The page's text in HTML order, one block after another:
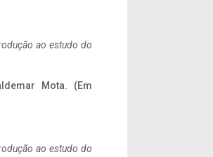
ao estudo do
Mota. (Em
ao estudo do